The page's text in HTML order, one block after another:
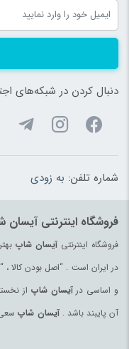
دنبال کردن در شبکه‌های
شماره تلفن: به زودی
فروشگاه اینترنتی آیسان
فروشگاه اینترنتیآیسان شاپ
در ایران است . “اصل بودن کالا ،
و اساسی درآیسان شاپ از
آن پایبند باشد .آیسان شاپ
بیفزاید تا بتواند نیاز همه ی